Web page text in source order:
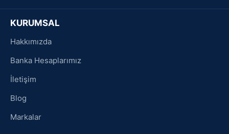
KURUMSAL
Hakkımızda
Banka Hesaplarımız
İletişim
Blog
Markalar